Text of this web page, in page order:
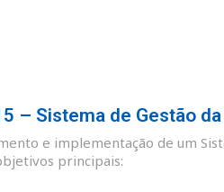
– Sistema de Gestão
e implementação de um
principais: